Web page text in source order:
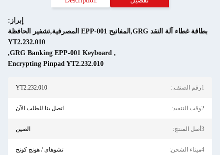
إبراز:
بطاقة غطاء آلة النقد GRG,المفاتيح EPP-001 المصرفية,تشفير الحافظة
YT2.232.010
GRG Banking EPP-001 Keyboard
,
Encrypting Pinpad YT2.232.010
YT2.232.010
اتصل بنا للطلب الآن
الصين
تشوهاى / هونج كونج